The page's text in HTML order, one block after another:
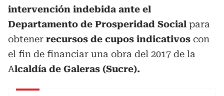
intervención indebida ante el
Departamento de Prosperidad Social para
obtener recursos de cupos indicativos con
el fin de financiar una obra del 2017 de la
Alcaldía de Galeras (Sucre).